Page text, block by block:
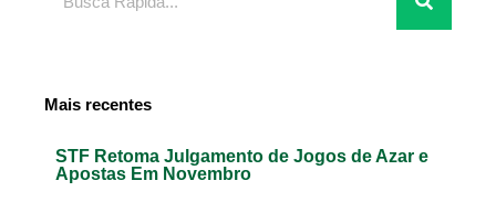
Mais recentes
STF Retoma Julgamento de Jogos de Azar e
Apostas Em Novembro